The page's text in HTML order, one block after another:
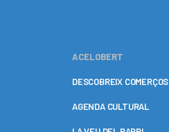
ACELOBERT
DESCOBREIX COMERÇOS
AGENDA CULTURAL